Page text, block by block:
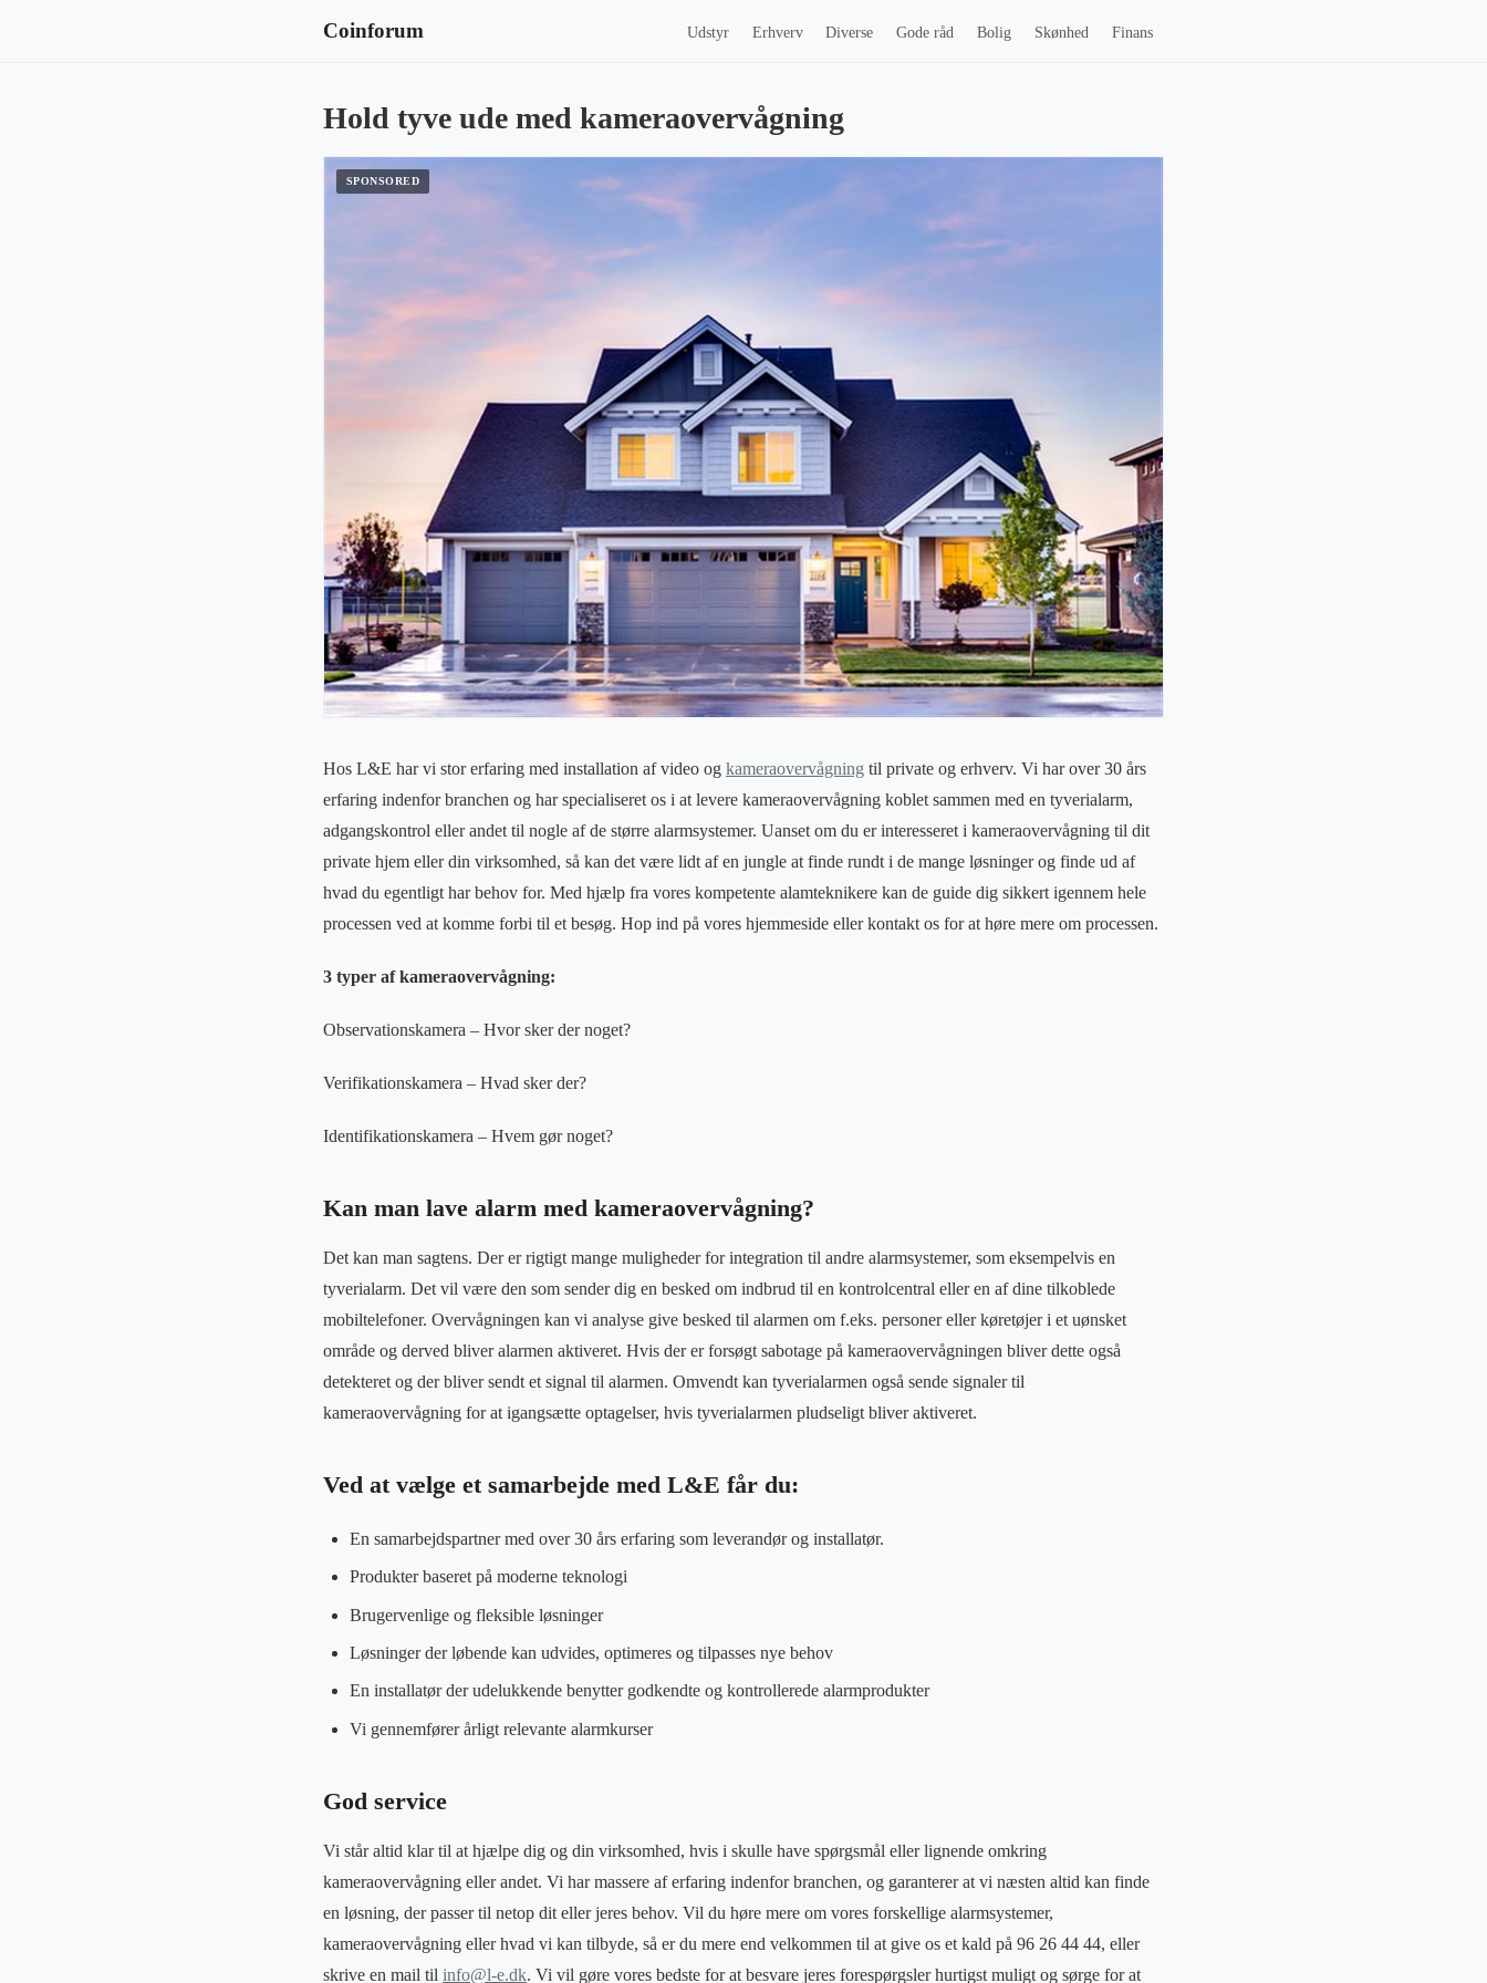
Coinforum Udstyr Erhverv Diverse Gode råd Bolig Skønhed Finans
Hold tyve ude med kameraovervågning
Hos L&E har vi stor erfaring med installation af video og kameraovervågning til private og erhverv. Vi har over 30 års
erfaring indenfor branchen og har specialiseret os i at levere kameraovervågning koblet sammen med en tyverialarm,
adgangskontrol eller andet til nogle af de større alarmsystemer. Uanset om du er interesseret i kameraovervågning til dit
private hjem eller din virksomhed, så kan det være lidt af en jungle at finde rundt i de mange løsninger og finde ud af
hvad du egentligt har behov for. Med hjælp fra vores kompetente alamteknikere kan de guide dig sikkert igennem hele
processen ved at komme forbi til et besøg. Hop ind på vores hjemmeside eller kontakt os for at høre mere om processen.
3 typer af kameraovervågning:
Observationskamera – Hvor sker der noget?
Verifikationskamera – Hvad sker der?
Identifikationskamera – Hvem gør noget?
Kan man lave alarm med kameraovervågning?
Det kan man sagtens. Der er rigtigt mange muligheder for integration til andre alarmsystemer, som eksempelvis en
tyverialarm. Det vil være den som sender dig en besked om indbrud til en kontrolcentral eller en af dine tilkoblede
mobiltelefoner. Overvågningen kan vi analyse give besked til alarmen om f.eks. personer eller køretøjer i et uønsket
område og derved bliver alarmen aktiveret. Hvis der er forsøgt sabotage på kameraovervågningen bliver dette også
detekteret og der bliver sendt et signal til alarmen. Omvendt kan tyverialarmen også sende signaler til
kameraovervågning for at igangsætte optagelser, hvis tyverialarmen pludseligt bliver aktiveret.
Ved at vælge et samarbejde med L&E får du:
En samarbejdspartner med over 30 års erfaring som leverandør og installatør.
Produkter baseret på moderne teknologi
Brugervenlige og fleksible løsninger
Løsninger der løbende kan udvides, optimeres og tilpasses nye behov
En installatør der udelukkende benytter godkendte og kontrollerede alarmprodukter
Vi gennemfører årligt relevante alarmkurser
God service
Vi står altid klar til at hjælpe dig og din virksomhed, hvis i skulle have spørgsmål eller lignende omkring
kameraovervågning eller andet. Vi har massere af erfaring indenfor branchen, og garanterer at vi næsten altid kan finde
en løsning, der passer til netop dit eller jeres behov. Vil du høre mere om vores forskellige alarmsystemer,
kameraovervågning eller hvad vi kan tilbyde, så er du mere end velkommen til at give os et kald på 96 26 44 44, eller
skrive en mail til info@l-e.dk. Vi vil gøre vores bedste for at besvare jeres forespørgsler hurtigst muligt og sørge for at